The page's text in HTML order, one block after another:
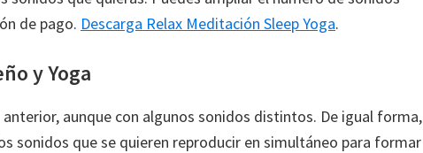
de pago. Descarga Relax Meditación Sleep Yoga.
y Yoga
aunque con algunos sonidos distintos. De igual forma,
sonidos que se quieren reproducir en simultáneo para formar